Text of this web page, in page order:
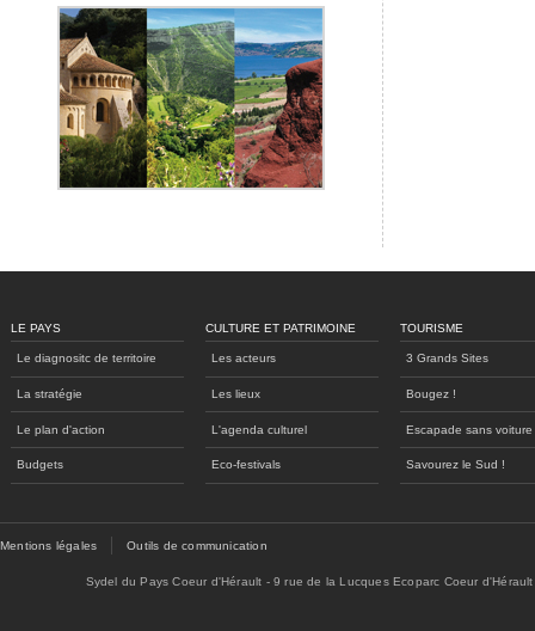
LE PAYS
Le diagnositc de territoire
La stratégie
Le plan d'action
Budgets
CULTURE ET PATRIMOINE
Les acteurs
Les lieux
L'agenda culturel
Eco-festivals
TOURISME
3 Grands Sites
Bougez !
Escapade sans voiture
Savourez le Sud !
Mentions légales Outils de communication
Sydel du Pays Coeur d'Hérault - 9 rue de la Lucques Ecoparc Coeur